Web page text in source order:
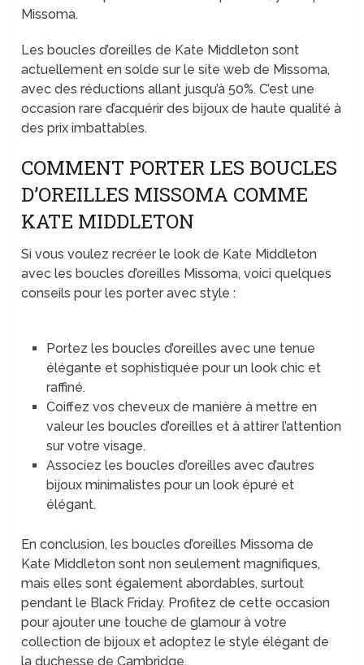
Missoma.
Les boucles d’oreilles de Kate Middleton sont
actuellement en solde sur le site web de Missoma,
avec des réductions allant jusqu’à 50%. C’est une
occasion rare d’acquérir des bijoux de haute qualité à
des prix imbattables.
COMMENT PORTER LES BOUCLES
D’OREILLES MISSOMA COMME
KATE MIDDLETON
Si vous voulez recréer le look de Kate Middleton
avec les boucles d’oreilles Missoma, voici quelques
conseils pour les porter avec style :
Portez les boucles d’oreilles avec une tenue
élégante et sophistiquée pour un look chic et
raffiné.
Coiffez vos cheveux de manière à mettre en
valeur les boucles d’oreilles et à attirer l’attention
sur votre visage.
Associez les boucles d’oreilles avec d’autres
bijoux minimalistes pour un look épuré et
élégant.
En conclusion, les boucles d’oreilles Missoma de
Kate Middleton sont non seulement magnifiques,
mais elles sont également abordables, surtout
pendant le Black Friday. Profitez de cette occasion
pour ajouter une touche de glamour à votre
collection de bijoux et adoptez le style élégant de
la duchesse de Cambridge.